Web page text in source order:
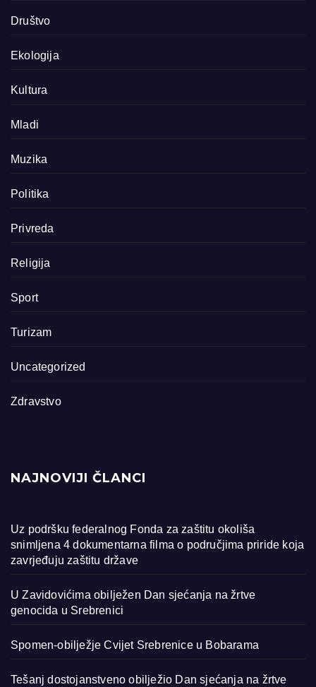
Društvo
Ekologija
Kultura
Mladi
Muzika
Politika
Privreda
Religija
Sport
Turizam
Uncategorized
Zdravstvo
NAJNOVIJI ČLANCI
Uz podršku federalnog Fonda za zaštitu okoliša
snimljena 4 dokumentarna filma o područjima priride koja
zavrjeđuju zaštitu države
U Zavidovićima obilježen Dan sjećanja na žrtve
genocida u Srebrenici
Spomen-obilježje Cvijet Srebrenice u Bobarama
Tešanj dostojanstveno obilježio Dan sjećanja na žrtve